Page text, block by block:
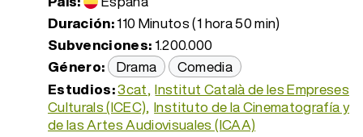
Duración:110 Minutos (1 hora 50 min)
Subvenciones: 1.200.000
Género: Drama
Comedia
Estudios:3cat Institut Català de les Empreses
Culturals (ICEC) Instituto de la Cinematografía y
de las Artes Audiovisuales (ICAA)